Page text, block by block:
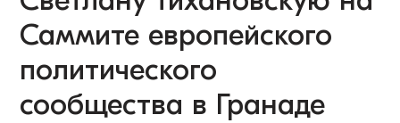
Саммите европейского
политического
сообщества в Гранаде